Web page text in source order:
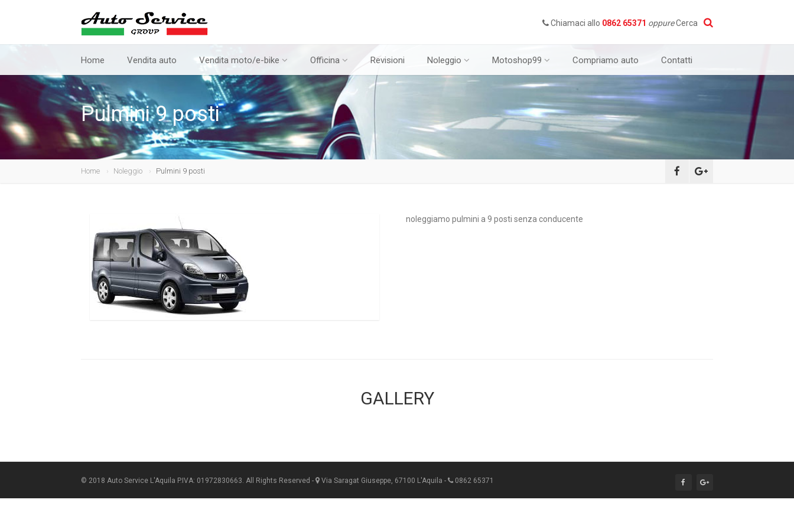
Chiamaci allo 0862 65371 oppureCerca
Home Vendita auto Vendita moto/e-bike Officina Revisioni Noleggio Motoshop99 Compriamo auto Contatti
Pulmini 9 posti
Home Noleggio Pulmini 9 posti
noleggiamo pulmini a 9 posti senza conducente
GALLERY
© 2018 Auto Service L'Aquila P.IVA: 01972830663. All Rights Reserved - Via Saragat Giuseppe, 67100 L'Aquila - 0862 65371